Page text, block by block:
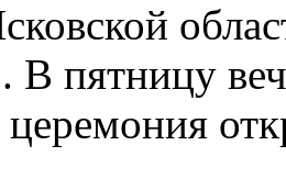
В пятницу
церемония